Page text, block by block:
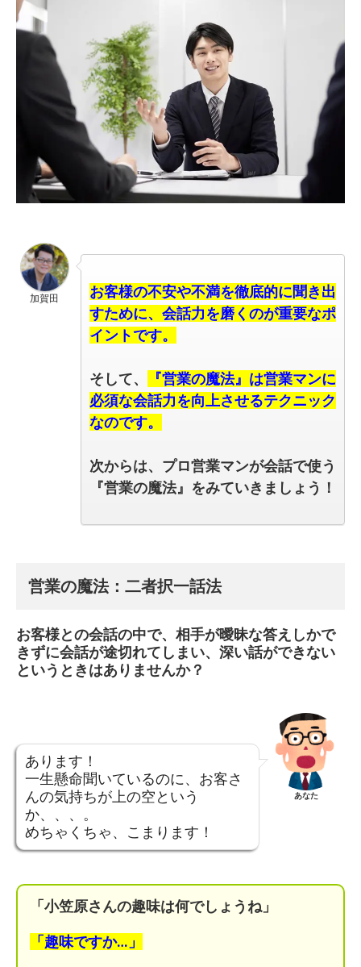
加賀田
お客様の不安や不満を徹底的に聞き出
すために、会話力を磨くのが重要なポ
イントです。
そして、
『営業の魔法』は営業マンに
必須な会話力を向上させるテクニック
なのです。
次からは、プロ営業マンが会話で使う
『営業の魔法』をみていきましょう！
営業の魔法：二者択一話法
お客様との会話の中で、相手が曖昧な答えしかで
きずに会話が途切れてしまい、深い話ができない
というときはありませんか？
あります！
一生懸命聞いているのに、お客さ
んの気持ちが上の空という
か、、、。
めちゃくちゃ、こまります！
あなた
「小笠原さんの趣味は何でしょうね」
「趣味ですか…」